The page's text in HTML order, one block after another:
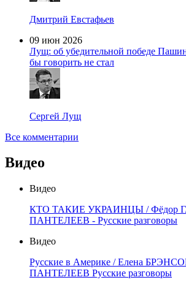
Дмитрий Евстафьев
09 июн 2026
Лущ: об убедительной победе
бы говорить не стал
Сергей Лущ
Все комментарии
Видео
Видео
КТО ТАКИЕ УКРАИНЦЫ / Фёдор
ПАНТЕЛЕЕВ - Русские разговоры
Видео
Русские в Америке / Елена
ПАНТЕЛЕЕВ Русские разговоры